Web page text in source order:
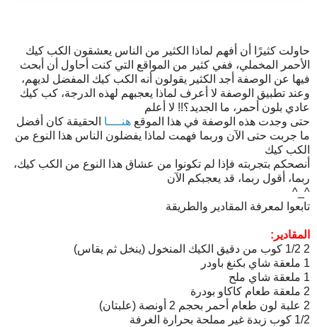
حاولت كثيرًا أن أفهم لماذا الكثير من الناس يعشقون الكب كيك
الأحمر المخملي، ففي كثير من المواقع التي كنت أحاول أن أبحث
فيها عن الوصفة أجد الكثير يقولون أنه الكب كيك المفضل لديهم،
وعند تطبيق الوصفة لا أعرف لماذا يعجبهم لهذه الدرجة، كب كيك
عادي بلون أحمر، ما الجديد؟!! لا أعلم
حتى وجدت هذه الوصفة في هذا الموقع هنــــا الحقيقة كان أفضل
ما جربت حتى الآن وربما فهمت لماذا يفضلون الناس هذا النوع من
الكب كيك
أنصحكم بتجربته فإذا لم تكونوا من عشاق هذا النوع من الكب كيك،
ربما، أقول ربما، قد يعجبكم الآن
^_^
تابعوا لمعرفة المقادير والطريقة
المقادير:
2 1/2 كوب من دقيق الكيك المنخول (ينخل ثم يقاس)
1 ملعقة شاي بكنغ باودر
1 ملعقة شاي ملح
2 ملعقة طعام كاكاو بودرة
2 علبة لون طعام أحمر بحجم 2 أونصة (علبتان)
1/2 كوب زبدة غير مملحة بحرارة الغرفة